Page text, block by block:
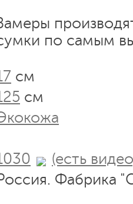
по самым
см
см
(есть
Фабрика